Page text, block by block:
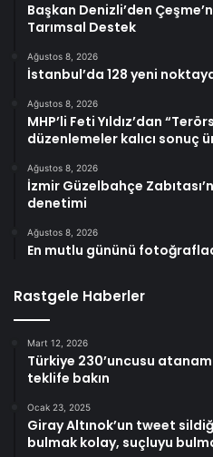
Başkan Denizli’den
Tarımsal Destek
Ağustos 8, 2026
İstanbul’da 128 yeni
Ağustos 8, 2026
MHP’li Feti Yıldız’dan
düzenlemeler kalıcı sonuç
Ağustos 8, 2026
İzmir Güzelbahçe
denetimi
Ağustos 8, 2026
En mutlu gününü
Rastgele Haberler
Mart 12, 2026
Türkiye 230’uncusu
teklife bakın
Ocak 23, 2025
Giray Altınok’un tweet
bulmak kolay, suçluyu